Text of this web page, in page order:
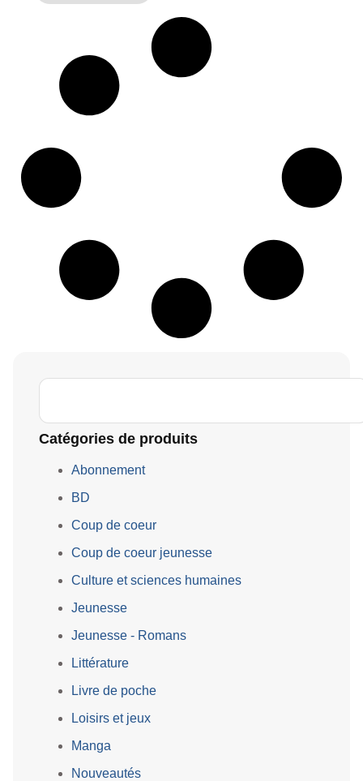
Catégories de produits
Abonnement
BD
Coup de coeur
Coup de coeur jeunesse
Culture et sciences humaines
Jeunesse
Jeunesse - Romans
Littérature
Livre de poche
Loisirs et jeux
Manga
Nouveautés